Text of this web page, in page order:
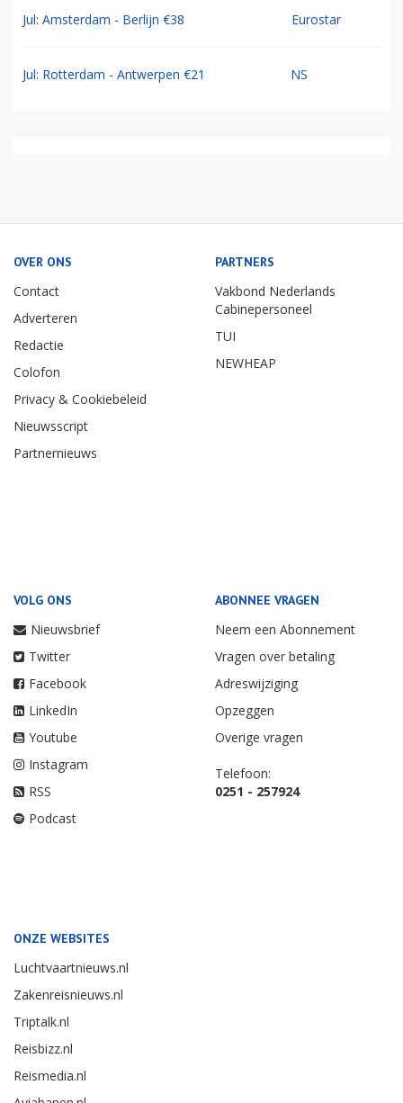
Jul: Amsterdam - Berlijn €38 Eurostar
Jul: Rotterdam - Antwerpen €21 NS
OVER ONS
Contact
Adverteren
Redactie
Colofon
Privacy & Cookiebeleid
Nieuwsscript
Partnernieuws
PARTNERS
Vakbond Nederlands
Cabinepersoneel
TUI
NEWHEAP
VOLG ONS
Nieuwsbrief
Twitter
Facebook
LinkedIn
Youtube
Instagram
RSS
Podcast
ABONNEE VRAGEN
Neem een Abonnement
Vragen over betaling
Adreswijziging
Opzeggen
Overige vragen
Telefoon:
0251 - 257924
ONZE WEBSITES
Luchtvaartnieuws.nl
Zakenreisnieuws.nl
Triptalk.nl
Reisbizz.nl
Reismedia.nl